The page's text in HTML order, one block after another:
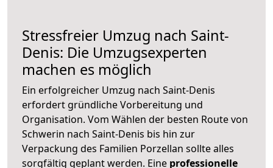
Stressfreier Umzug nach Saint-
Denis: Die Umzugsexperten
machen es möglich
Ein erfolgreicher Umzug nach Saint-Denis
erfordert gründliche Vorbereitung und
Organisation. Vom Wählen der besten Route von
Schwerin nach Saint-Denis bis hin zur
Verpackung des Familien Porzellan sollte alles
sorgfältig geplant werden. Eine professionelle